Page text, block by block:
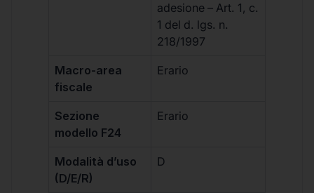
adesione – Art. 1, c.
1 del d. lgs. n.
218/1997
Macro-area
fiscale
Erario
Sezione
modello F24
Erario
Modalità d’uso
(D/E/R)
D